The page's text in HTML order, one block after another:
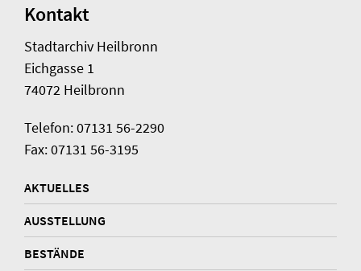
Kontakt
Stadtarchiv Heilbronn
Eichgasse 1
74072 Heilbronn
Telefon: 07131 56-2290
Fax: 07131 56-3195
AKTUELLES
AUSSTELLUNG
BESTÄNDE